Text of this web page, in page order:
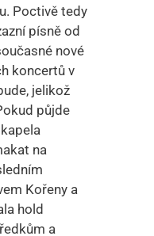
Poctivě tedy
písně od
nové
koncertů v
jelikož
půjde
na
Kořeny a
hold
a